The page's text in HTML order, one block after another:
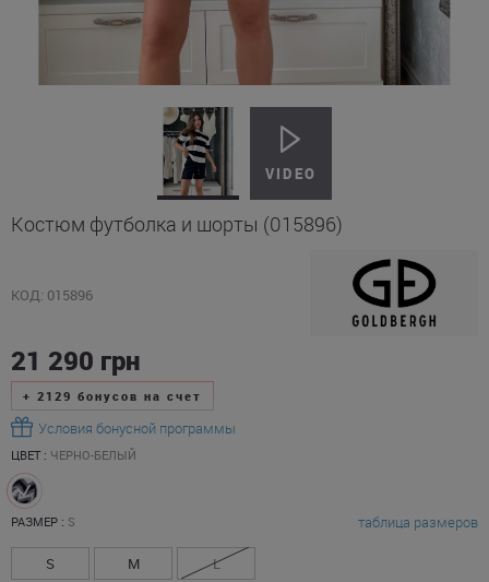
Костюм футболка и шорты (015896)
КОД: 015896
21 290 грн
+ 2129 бонусов на счет
Условия бонусной программы
ЦВЕТ : ЧЕРНО-БЕЛЫЙ
РАЗМЕР : S таблица размеров
S M L